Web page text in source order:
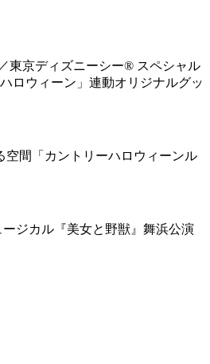
東京ディズニーシー® スペシャル
ロウィーン」連動オリジナルグッ
空間「カントリーハロウィーンル
ジカル『美女と野獣』舞浜公演